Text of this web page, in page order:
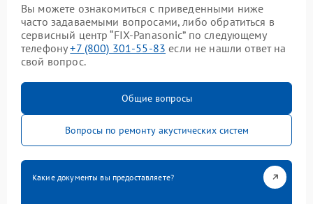
Вы можете ознакомиться с приведенными ниже
часто задаваемыми вопросами, либо обратиться в
сервисный центр “FIX-Panasonic” по следующему
телефону+7 (800) 301-55-83 если не нашли ответ на
свой вопрос.
Общие вопросы
Вопросы по ремонту акустических систем
Какие документы вы предоставляете?